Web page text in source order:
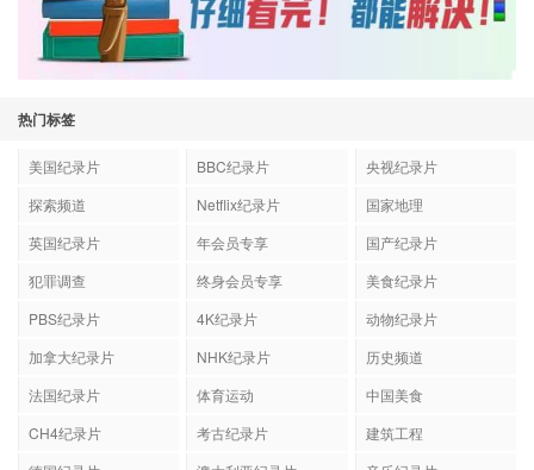
热门标签
美国纪录片 BBC纪录片
央视纪录片
探索频道
Netflix纪录片
国家地理
英国纪录片
年会员专享
国产纪录片
犯罪调查
终身会员专享
美食纪录片
PBS纪录片
4K纪录片
动物纪录片
加拿大纪录片
NHK纪录片
历史频道
法国纪录片
体育运动
中国美食
CH4纪录片
考古纪录片
建筑工程